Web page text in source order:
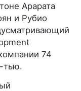
Арарата
и Рубио
74
тью.